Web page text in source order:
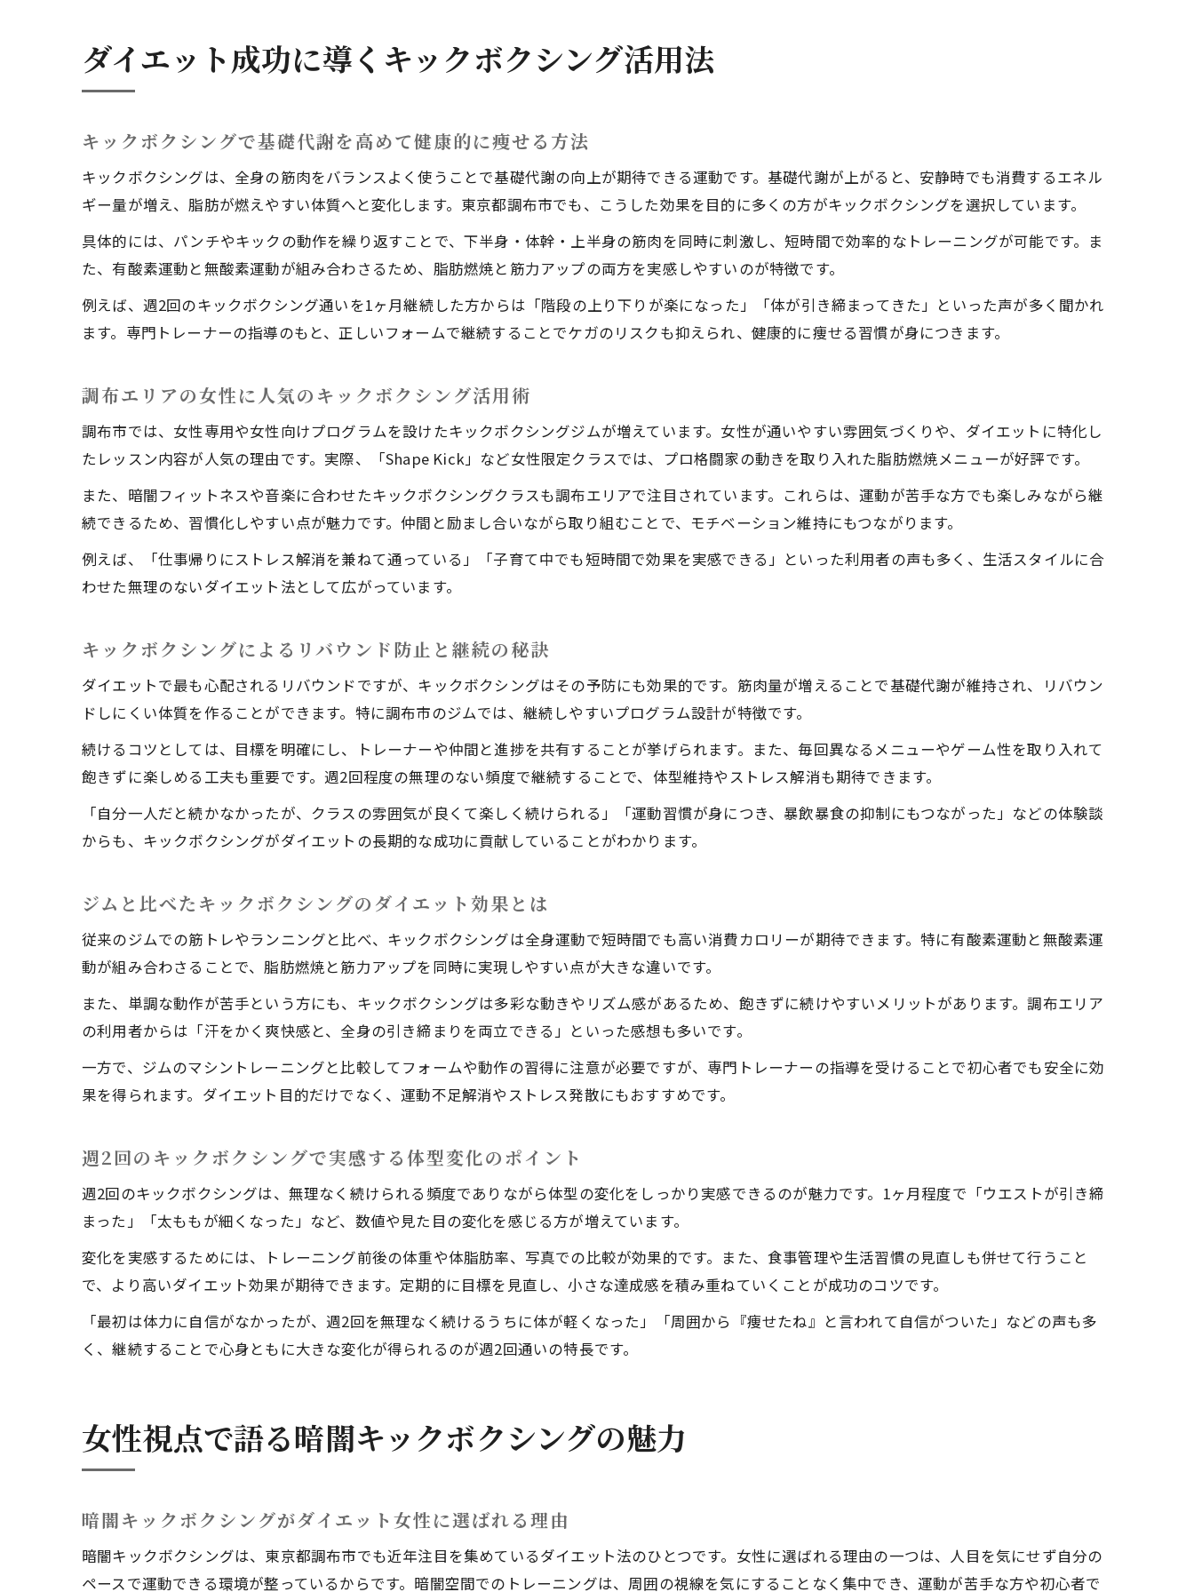
女性視点で語る暗闇キックボクシングの魅力
暗闇キックボクシングがダイエット女性に選ばれる理由
調布暗闇フィットネスのキックボクシング体験談紹介
女性専用キックボクシングの安心感とサポートポイント
暗闇フィットネスで得られる美容とボディメイク効果
週2回通う効果とはキックボクシング体験記
週2回のキックボクシングで痩せた実例を紹介
週2回通うメリットと体型変化のタイムライン
食事管理とキックボクシングの相乗効果について
キックボクシングとピラティスの消費カロリー比較
キックボクシングの全身引き締めと基礎代謝アップ
短期間で結果が出るキックボクシングの特徴
通いやすさ重視のキックボクシング継続術
ダイエット成功者が実践した継続の秘訣を解説
無理なく続くキックボクシング生活の始め方
モチベーションを維持するためのキックボクシング活用法
子育て世代も安心して通える運動法とは
キックボクシングが子育て世代に選ばれる理由
家族で楽しめるキックボクシングの工夫ポイント
忙しい子育て世代向け時短ダイエット術
調布で人気のキックボクシング子供クラスの特徴
ダイエット成功に導くキックボクシング活用法
キックボクシングで基礎代謝を高めて健康的に痩せる方法
キックボクシングは、全身の筋肉をバランスよく使うことで基礎代謝の向上が期待できる運動です。基礎代謝が上がると、安静時でも消費するエネル
ギー量が増え、脂肪が燃えやすい体質へと変化します。東京都調布市でも、こうした効果を目的に多くの方がキックボクシングを選択しています。
具体的には、パンチやキックの動作を繰り返すことで、下半身・体幹・上半身の筋肉を同時に刺激し、短時間で効率的なトレーニングが可能です。ま
た、有酸素運動と無酸素運動が組み合わさるため、脂肪燃焼と筋力アップの両方を実感しやすいのが特徴です。
例えば、週2回のキックボクシング通いを1ヶ月継続した方からは「階段の上り下りが楽になった」「体が引き締まってきた」といった声が多く聞かれ
ます。専門トレーナーの指導のもと、正しいフォームで継続することでケガのリスクも抑えられ、健康的に痩せる習慣が身につきます。
調布エリアの女性に人気のキックボクシング活用術
調布市では、女性専用や女性向けプログラムを設けたキックボクシングジムが増えています。女性が通いやすい雰囲気づくりや、ダイエットに特化し
たレッスン内容が人気の理由です。実際、「Shape Kick」など女性限定クラスでは、プロ格闘家の動きを取り入れた脂肪燃焼メニューが好評です。
また、暗闇フィットネスや音楽に合わせたキックボクシングクラスも調布エリアで注目されています。これらは、運動が苦手な方でも楽しみながら継
続できるため、習慣化しやすい点が魅力です。仲間と励まし合いながら取り組むことで、モチベーション維持にもつながります。
例えば、「仕事帰りにストレス解消を兼ねて通っている」「子育て中でも短時間で効果を実感できる」といった利用者の声も多く、生活スタイルに合
わせた無理のないダイエット法として広がっています。
キックボクシングによるリバウンド防止と継続の秘訣
ダイエットで最も心配されるリバウンドですが、キックボクシングはその予防にも効果的です。筋肉量が増えることで基礎代謝が維持され、リバウン
ドしにくい体質を作ることができます。特に調布市のジムでは、継続しやすいプログラム設計が特徴です。
続けるコツとしては、目標を明確にし、トレーナーや仲間と進捗を共有することが挙げられます。また、毎回異なるメニューやゲーム性を取り入れて
飽きずに楽しめる工夫も重要です。週2回程度の無理のない頻度で継続することで、体型維持やストレス解消も期待できます。
「自分一人だと続かなかったが、クラスの雰囲気が良くて楽しく続けられる」「運動習慣が身につき、暴飲暴食の抑制にもつながった」などの体験談
からも、キックボクシングがダイエットの長期的な成功に貢献していることがわかります。
ジムと比べたキックボクシングのダイエット効果とは
従来のジムでの筋トレやランニングと比べ、キックボクシングは全身運動で短時間でも高い消費カロリーが期待できます。特に有酸素運動と無酸素運
動が組み合わさることで、脂肪燃焼と筋力アップを同時に実現しやすい点が大きな違いです。
また、単調な動作が苦手という方にも、キックボクシングは多彩な動きやリズム感があるため、飽きずに続けやすいメリットがあります。調布エリア
の利用者からは「汗をかく爽快感と、全身の引き締まりを両立できる」といった感想も多いです。
一方で、ジムのマシントレーニングと比較してフォームや動作の習得に注意が必要ですが、専門トレーナーの指導を受けることで初心者でも安全に効
果を得られます。ダイエット目的だけでなく、運動不足解消やストレス発散にもおすすめです。
週2回のキックボクシングで実感する体型変化のポイント
週2回のキックボクシングは、無理なく続けられる頻度でありながら体型の変化をしっかり実感できるのが魅力です。1ヶ月程度で「ウエストが引き締
まった」「太ももが細くなった」など、数値や見た目の変化を感じる方が増えています。
変化を実感するためには、トレーニング前後の体重や体脂肪率、写真での比較が効果的です。また、食事管理や生活習慣の見直しも併せて行うこと
で、より高いダイエット効果が期待できます。定期的に目標を見直し、小さな達成感を積み重ねていくことが成功のコツです。
「最初は体力に自信がなかったが、週2回を無理なく続けるうちに体が軽くなった」「周囲から『痩せたね』と言われて自信がついた」などの声も多
く、継続することで心身ともに大きな変化が得られるのが週2回通いの特長です。
女性視点で語る暗闇キックボクシングの魅力
暗闇キックボクシングがダイエット女性に選ばれる理由
暗闇キックボクシングは、東京都調布市でも近年注目を集めているダイエット法のひとつです。女性に選ばれる理由の一つは、人目を気にせず自分の
ペースで運動できる環境が整っているからです。暗闇空間でのトレーニングは、周囲の視線を気にすることなく集中でき、運動が苦手な方や初心者で
お問い合わせはこちら
お問い合わせはこちら